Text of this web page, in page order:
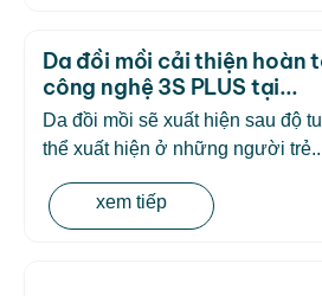
Da đồi mồi cải thiện hoàn
công nghệ 3S PLUS tại...
Da đồi mồi sẽ xuất hiện sau độ
thể xuất hiện ở những người
xem tiếp